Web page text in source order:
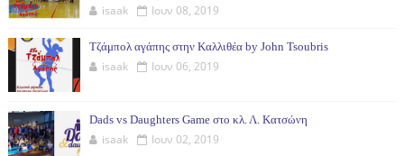
isaak Ιουν 08, 2019
Τζάμπολ αγάπης στην Καλλιθέα by John Tsoubris
isaak Ιουν 06, 2019
Dads vs Daughters Game στο κλ. Λ. Κατσώνη
isaak Ιουν 02, 2019